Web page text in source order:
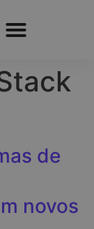
de
novos